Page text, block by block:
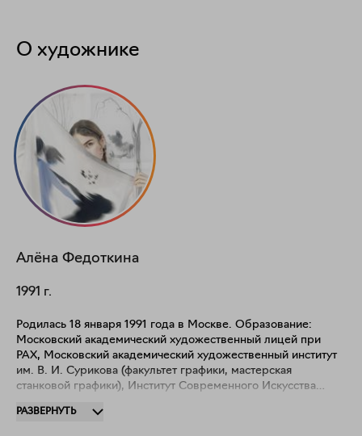
О художнике
Алёна Федоткина
1991 г.
Родилась 18 января 1991 года в Москве. Образование:
Московский академический художественный лицей при
РАХ, Московский академический художественный институт
им. В. И. Сурикова (факультет графики, мастерская
станковой графики), Институт Современного Искусства
стратегиям). Резидентка 3 сезонов Открытых студий Центра
РАЗВЕРНУТЬ